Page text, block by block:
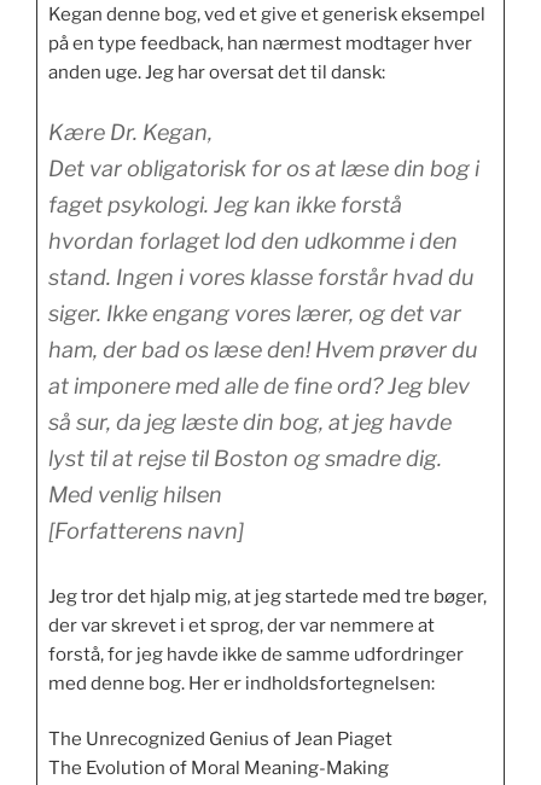
Kegan denne bog, ved et give et generisk eksempel
på en type feedback, han nærmest modtager hver
anden uge. Jeg har oversat det til dansk:
Kære Dr. Kegan,
Det var obligatorisk for os at læse din bog i
faget psykologi. Jeg kan ikke forstå
hvordan forlaget lod den udkomme i den
stand. Ingen i vores klasse forstår hvad du
siger. Ikke engang vores lærer, og det var
ham, der bad os læse den! Hvem prøver du
at imponere med alle de fine ord? Jeg blev
så sur, da jeg læste din bog, at jeg havde
lyst til at rejse til Boston og smadre dig.
Med venlig hilsen
[Forfatterens navn]
Jeg tror det hjalp mig, at jeg startede med tre bøger,
der var skrevet i et sprog, der var nemmere at
forstå, for jeg havde ikke de samme udfordringer
med denne bog. Her er indholdsfortegnelsen:
The Unrecognized Genius of Jean Piaget
The Evolution of Moral Meaning-Making